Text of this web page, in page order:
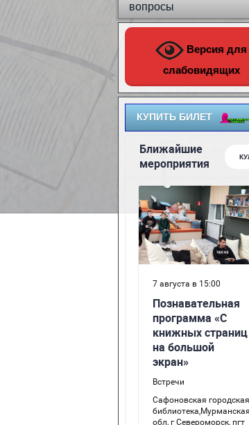
вопросы
Версия для
слабовидящих
КУПИТЬ БИЛЕТ